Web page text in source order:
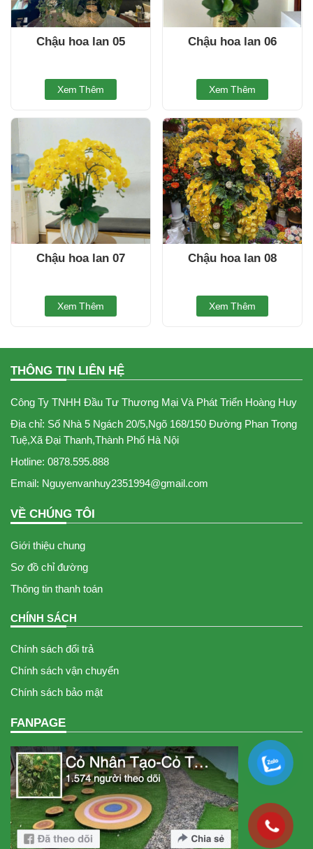
Chậu hoa lan 05
Xem Thêm
Chậu hoa lan 06
Xem Thêm
Chậu hoa lan 07
Xem Thêm
Chậu hoa lan 08
Xem Thêm
THÔNG TIN LIÊN HỆ
Công Ty TNHH Đầu Tư Thương Mại Và Phát Triển Hoàng Huy
Địa chỉ: Số Nhà 5 Ngách 20/5,Ngõ 168/150 Đường Phan Trọng
Tuệ,Xã Đại Thanh,Thành Phố Hà Nội
Hotline: 0878.595.888
Email: Nguyenvanhuy2351994@gmail.com
VỀ CHÚNG TÔI
Giới thiệu chung
Sơ đồ chỉ đường
Thông tin thanh toán
CHÍNH SÁCH
Chính sách đổi trả
Chính sách vận chuyển
Chính sách bảo mật
FANPAGE